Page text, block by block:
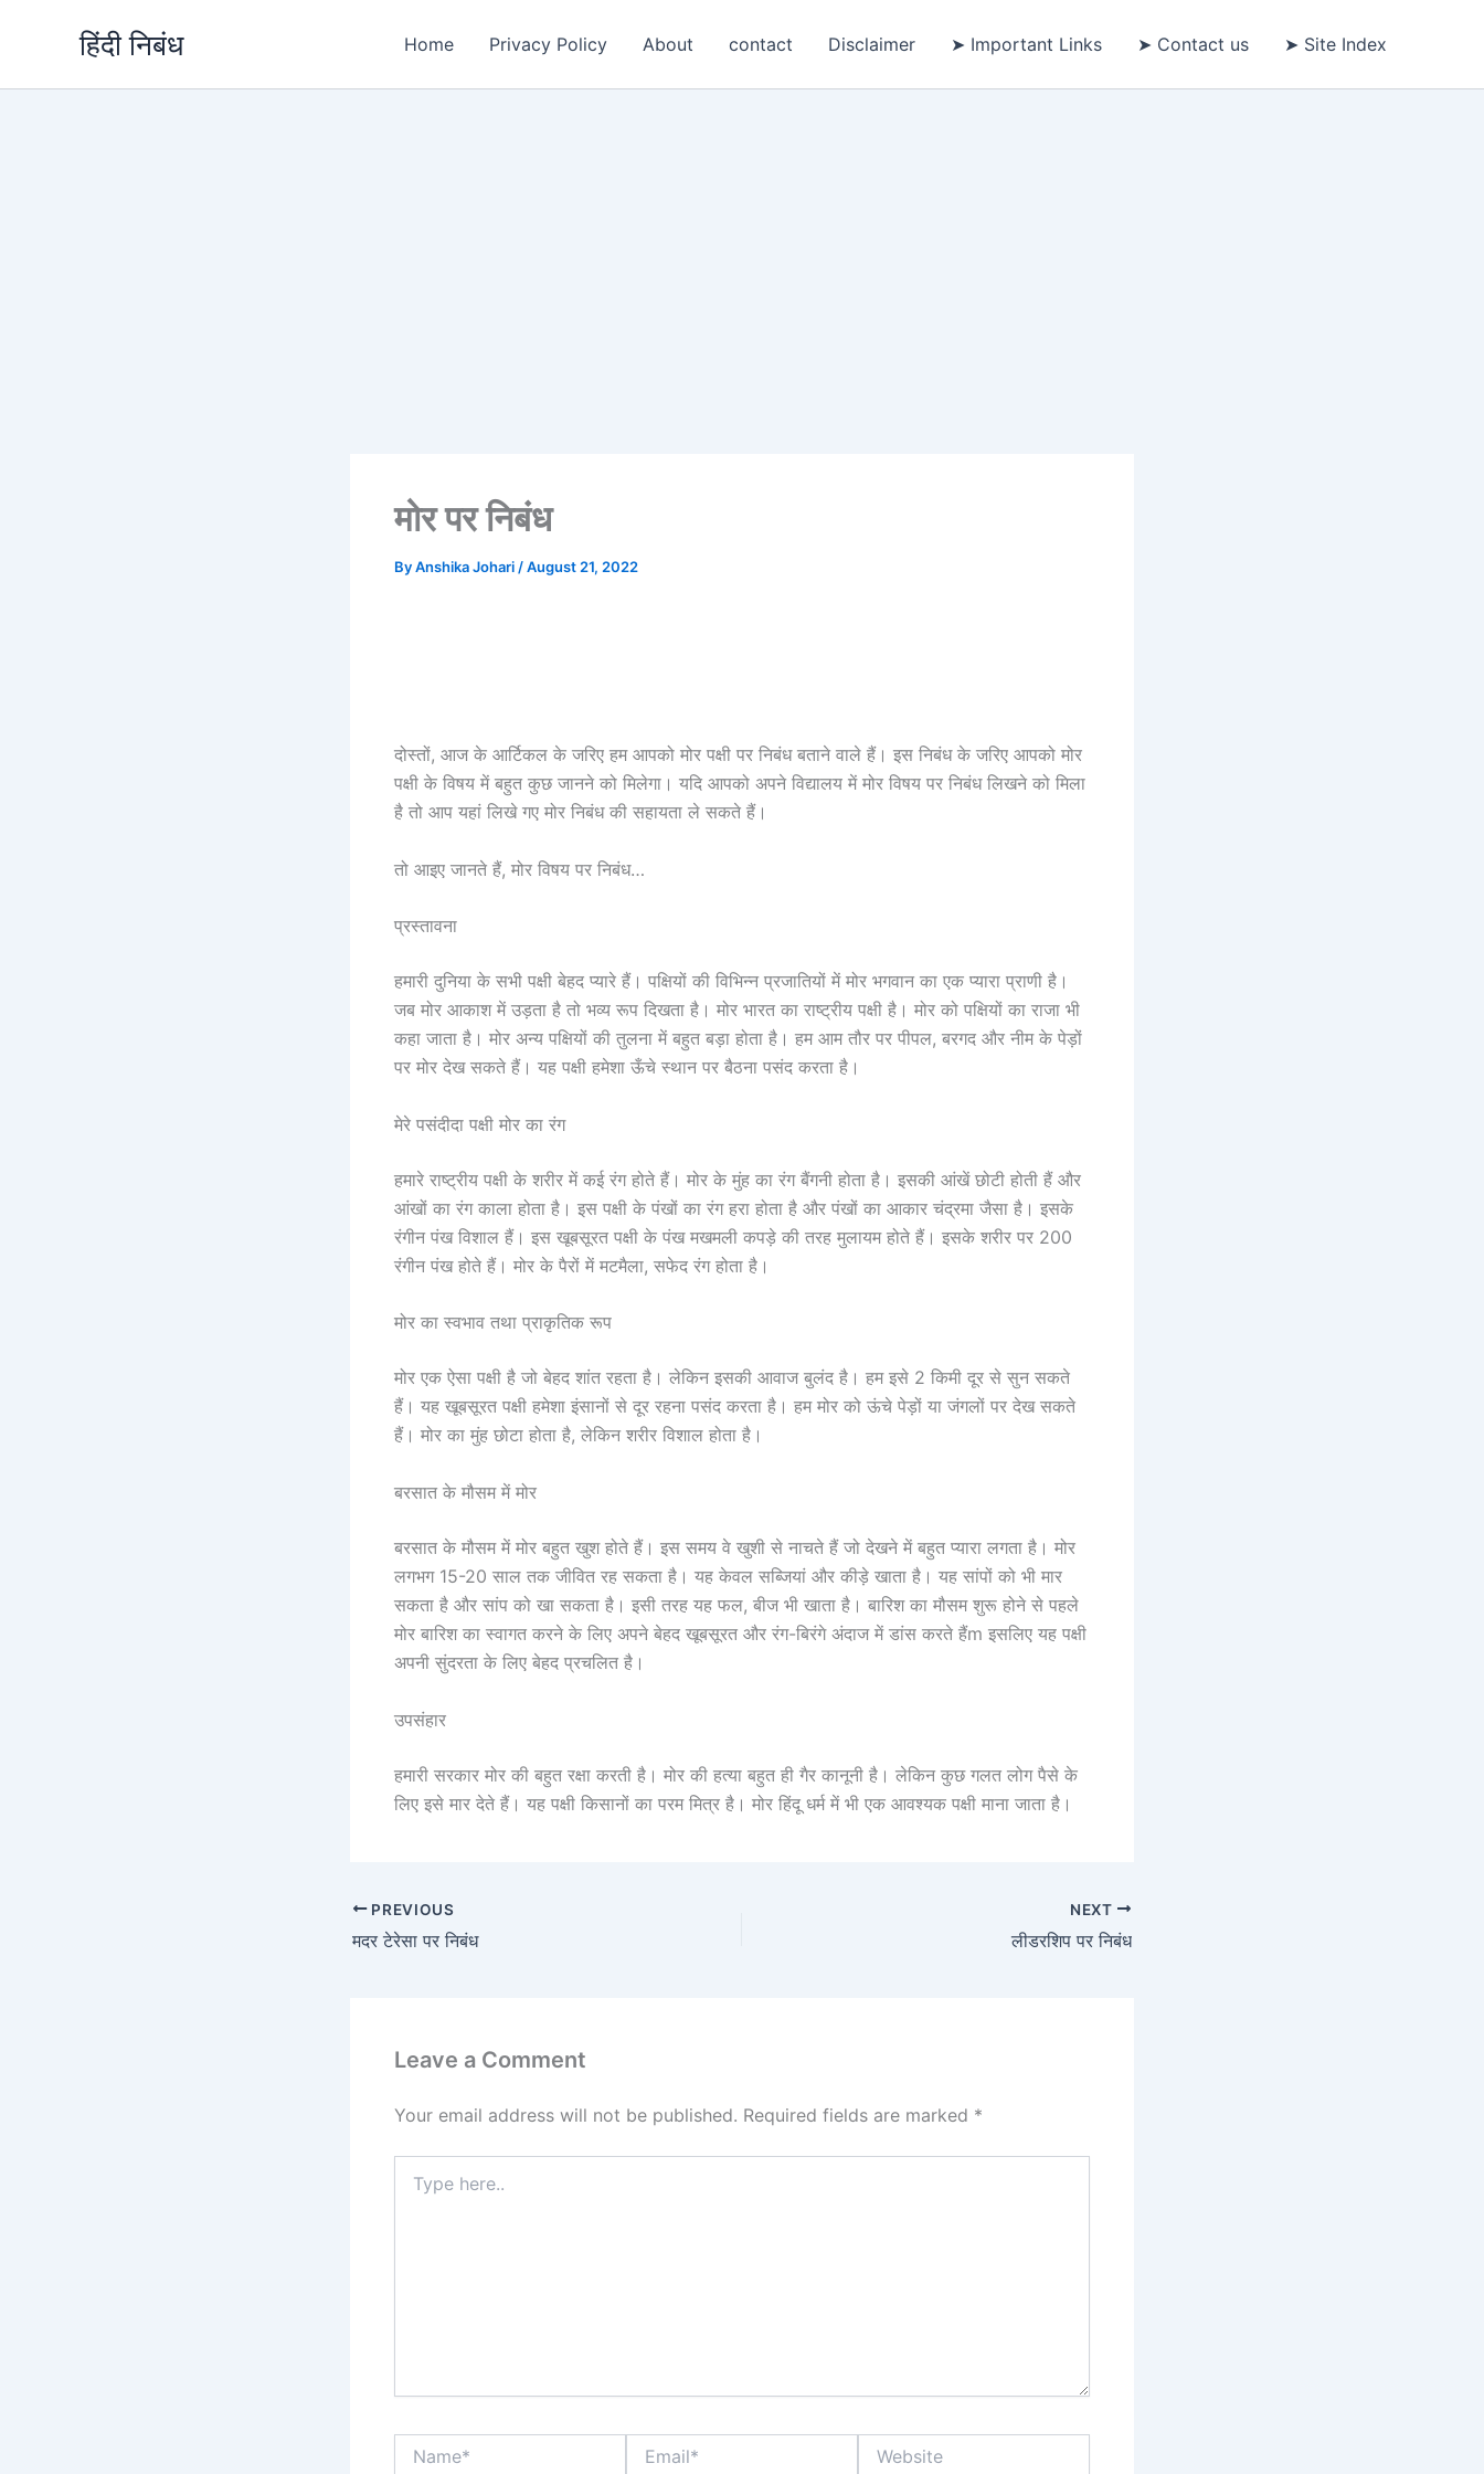
हिंदी निबंध Home Privacy Policy About contact Disclaimer ➤ Important Links ➤ Contact us ➤ Site Index
मोर पर निबंध
ByAnshika Johari /August 21, 2022
दोस्तों, आज के आर्टिकल के जरिए हम आपको मोर पक्षी पर निबंध बताने वाले हैं। इस निबंध के जरिए आपको मोर
पक्षी के विषय में बहुत कुछ जानने को मिलेगा। यदि आपको अपने विद्यालय में मोर विषय पर निबंध लिखने को मिला
है तो आप यहां लिखे गए मोर निबंध की सहायता ले सकते हैं।
तो आइए जानते हैं, मोर विषय पर निबंध…
प्रस्तावना
हमारी दुनिया के सभी पक्षी बेहद प्यारे हैं। पक्षियों की विभिन्न प्रजातियों में मोर भगवान का एक प्यारा प्राणी है।
जब मोर आकाश में उड़ता है तो भव्य रूप दिखता है। मोर भारत का राष्ट्रीय पक्षी है। मोर को पक्षियों का राजा भी
कहा जाता है। मोर अन्य पक्षियों की तुलना में बहुत बड़ा होता है। हम आम तौर पर पीपल, बरगद और नीम के पेड़ों
पर मोर देख सकते हैं। यह पक्षी हमेशा ऊँचे स्थान पर बैठना पसंद करता है।
मेरे पसंदीदा पक्षी मोर का रंग
हमारे राष्ट्रीय पक्षी के शरीर में कई रंग होते हैं। मोर के मुंह का रंग बैंगनी होता है। इसकी आंखें छोटी होती हैं और
आंखों का रंग काला होता है। इस पक्षी के पंखों का रंग हरा होता है और पंखों का आकार चंद्रमा जैसा है। इसके
रंगीन पंख विशाल हैं। इस खूबसूरत पक्षी के पंख मखमली कपड़े की तरह मुलायम होते हैं। इसके शरीर पर 200
रंगीन पंख होते हैं। मोर के पैरों में मटमैला, सफेद रंग होता है।
मोर का स्वभाव तथा प्राकृतिक रूप
मोर एक ऐसा पक्षी है जो बेहद शांत रहता है। लेकिन इसकी आवाज बुलंद है। हम इसे 2 किमी दूर से सुन सकते
हैं। यह खूबसूरत पक्षी हमेशा इंसानों से दूर रहना पसंद करता है। हम मोर को ऊंचे पेड़ों या जंगलों पर देख सकते
हैं। मोर का मुंह छोटा होता है, लेकिन शरीर विशाल होता है।
बरसात के मौसम में मोर
बरसात के मौसम में मोर बहुत खुश होते हैं। इस समय वे खुशी से नाचते हैं जो देखने में बहुत प्यारा लगता है। मोर
लगभग 15-20 साल तक जीवित रह सकता है। यह केवल सब्जियां और कीड़े खाता है। यह सांपों को भी मार
सकता है और सांप को खा सकता है। इसी तरह यह फल, बीज भी खाता है। बारिश का मौसम शुरू होने से पहले
मोर बारिश का स्वागत करने के लिए अपने बेहद खूबसूरत और रंग-बिरंगे अंदाज में डांस करते हैंm इसलिए यह पक्षी
अपनी सुंदरता के लिए बेहद प्रचलित है।
उपसंहार
हमारी सरकार मोर की बहुत रक्षा करती है। मोर की हत्या बहुत ही गैर कानूनी है। लेकिन कुछ गलत लोग पैसे के
लिए इसे मार देते हैं। यह पक्षी किसानों का परम मित्र है। मोर हिंदू धर्म में भी एक आवश्यक पक्षी माना जाता है।
PREVIOUS
मदर टेरेसा पर निबंध
NEXT
लीडरशिप पर निबंध
Leave a Comment
Your email address will not be published. Required fields are marked *
here..